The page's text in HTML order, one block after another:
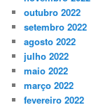
outubro 2022
setembro 2022
agosto 2022
julho 2022
maio 2022
março 2022
fevereiro 2022